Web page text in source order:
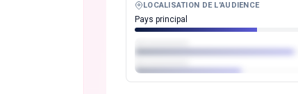
LOCALISATION DE L'AUDIENCE
Pays principal